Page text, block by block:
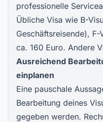
professionelle
Übliche Visa wie B-
Geschäftsreisende),
ca. 160 Euro. Andere
Ausreichend
einplanen
Eine pauschale
Bearbeitung deines
gegeben werden.